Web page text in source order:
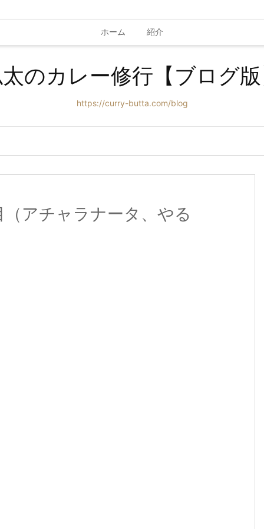
ホーム 紹介
のカレー修行【ブログ版
https://curry-butta.com/blog
アチャラナータ、やる